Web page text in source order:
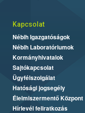
Kapcsolat
Nébih Igazgatóságok
Nébih Laboratóriumok
Kormányhivatalok
Sajtókapcsolat
Ügyfélszolgálat
Hatósági jogsegély
Élelmiszermentő Központ
Hírlevél feliratkozás